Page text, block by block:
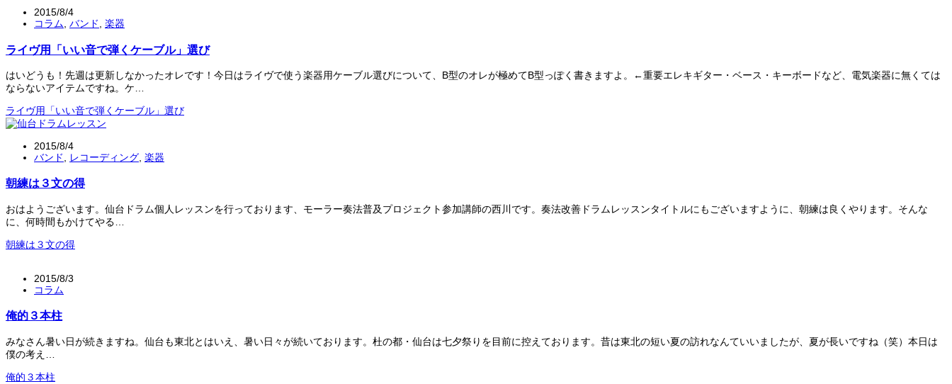
2015/8/4
コラム, バンド, 楽器
ライヴ用「いい音で弾くケーブル」選び
はいどうも！先週は更新しなかったオレです！今日はライヴで使う楽器用ケーブル選びについて、B型のオレが極めてB型っぽく書きますよ。←重要エレキギター・ベース・キーボードなど、電気楽器に無くては
ならないアイテムですね。ケ…
ライヴ用「いい音で弾くケーブル」選び
2015/8/4
バンド
レコーディング 楽器
朝練は３文の得
おはようございます。仙台ドラム個人レッスンを行っております、モーラー奏法普及プロジェクト参加講師の西川です。奏法改善ドラムレッスンタイトルにもございますように、朝練は良くやります。そんな
に、何時間もかけてやる…
朝練は３文の得
2015/8/3
コラム
俺的３本柱
みなさん暑い日が続きますね。仙台も東北とはいえ、暑い日々が続いております。杜の都・仙台は七夕祭りを目前に控えております。昔は東北の短い夏の訪れなんていいましたが、夏が長いですね（笑）本日は
僕の考え…
俺的３本柱